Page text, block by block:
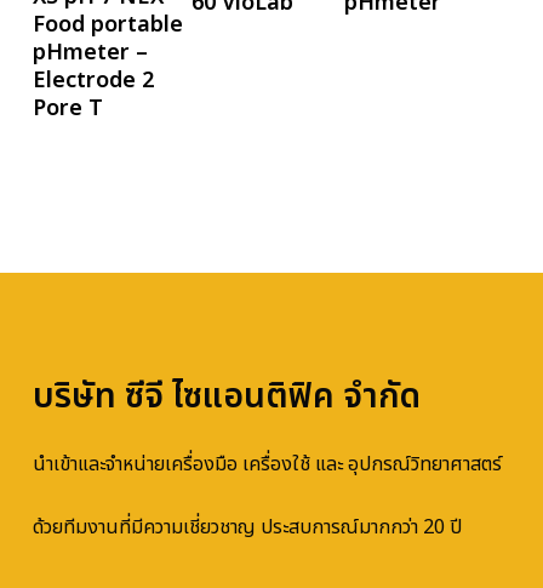
Food portable
pHmeter –
Electrode 2
Pore T
บริษัท ซีจี ไซแอนติฟิค จำกัด
นำเข้าและจำหน่ายเครื่องมือ เครื่องใช้ และ อุปกรณ์วิทยาศาสตร์
ด้วยทีมงานที่มีความเชี่ยวชาญ ประสบการณ์มากกว่า 20 ปี